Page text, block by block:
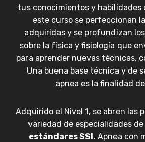
tus conocimientos y habilidades
este curso se perfeccionan
adquiridas y se profundizan
sobre la física y fisiología que
para aprender nuevas técnicas,
Una buena base técnica y de
apnea es la finalidad
Adquirido el Nivel 1, se abren las
variedad de especialidades
estándares SSI. Apnea con